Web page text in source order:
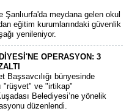
Şanlıurfa'da meydana gelen okul
eğitim kurumlarındaki güvenlik
yenileniyor.
OPERASYON: 3
Başsavcılığı bünyesinde
"rüşvet" ve "irtikap"
Belediyesi’ne yönelik
düzenlendi.